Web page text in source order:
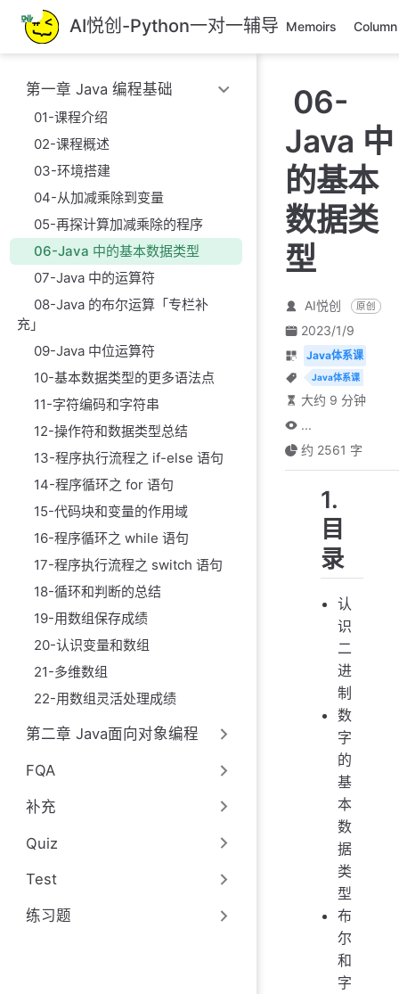
跳
至
主
要
內
AI悦创-Python一对一辅导 Memoirs Column
第一章 Java 编程基础
01-课程介绍
02-课程概述
03-环境搭建
04-从加减乘除到变量
05-再探计算加减乘除的程序
06-Java 中的基本数据类型
07-Java 中的运算符
08-Java 的布尔运算「专栏补
充」
09-Java 中位运算符
10-基本数据类型的更多语法点
11-字符编码和字符串
12-操作符和数据类型总结
13-程序执行流程之 if-else 语句
14-程序循环之 for 语句
15-代码块和变量的作用域
16-程序循环之 while 语句
17-程序执行流程之 switch 语句
18-循环和判断的总结
19-用数组保存成绩
20-认识变量和数组
21-多维数组
22-用数组灵活处理成绩
第二章 Java面向对象编程
FQA
补充
Quiz
Test
练习题
06-
Java 中
的基本
数据类
型
AI悦创 原创
2023/1/9
Java体系课
Java体系课
大约 9 分钟
...
约 2561 字
1.
目
录
认
识
二
进
制
数
字
的
基
本
数
据
类
型
布
尔
和
字